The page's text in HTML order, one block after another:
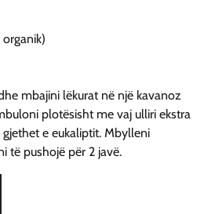
mbajini lëkurat në një kavanoz
plotësisht me vaj ulliri ekstra
e eukaliptit. Mbylleni
të pushojë për 2 javë.